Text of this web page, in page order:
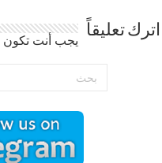
اترك تعليقاً
يجب أنت تكون